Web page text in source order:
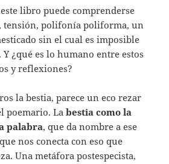
libro puede comprenderse
tensión, polifonía poliforma, un
sin el cual es imposible
¿qué es lo humano entre estos
y reflexiones?
la bestia, parece un eco rezar
poemario. Labestia como la
palabra, que da nombre a ese
nos conecta con eso que
Una metáfora postespecista,